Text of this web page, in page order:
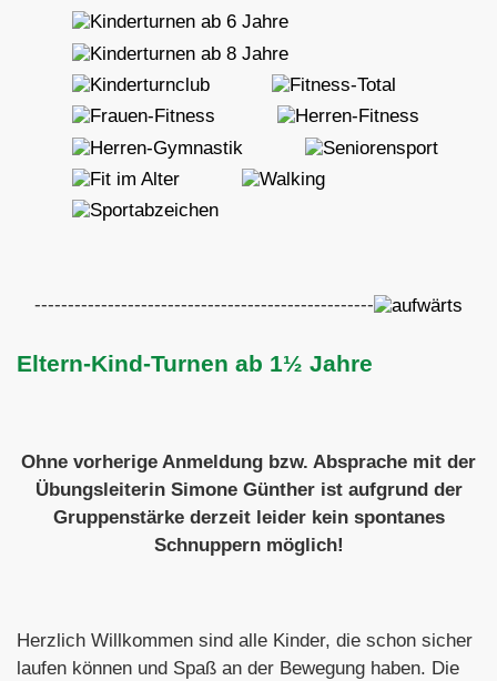
---------------------------------------------------
Eltern-Kind-Turnen ab 1½ Jahre
Ohne vorherige Anmeldung bzw. Absprache mit der
Übungsleiterin Simone Günther ist aufgrund der
Gruppenstärke derzeit leider kein spontanes
Schnuppern möglich!
Herzlich Willkommen sind alle Kinder, die schon sicher
laufen können und Spaß an der Bewegung haben. Die